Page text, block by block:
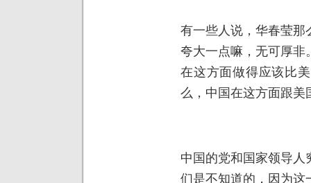
有一些人说，华春莹那
夸大一点嘛，无可厚非
在这方面做得应该比
么，中国在这方面跟美
中国的党和国家领导
们是不知道的，因为这